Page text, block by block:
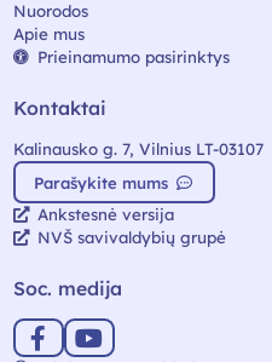
Nuorodos
Apie mus
Prieinamumo pasirinktys
Kontaktai
Kalinausko g. 7, Vilnius LT-03107
Parašykite mums
Ankstesnė versija
NVŠ savivaldybių grupė
Soc. medija